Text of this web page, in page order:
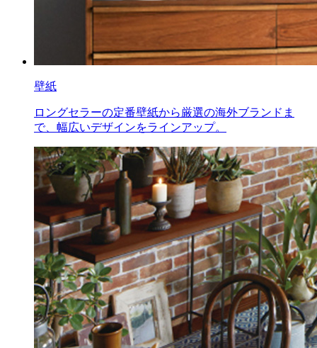
壁紙
ロングセラーの定番壁紙から厳選の海外ブランドま
で、幅広いデザインをラインアップ。